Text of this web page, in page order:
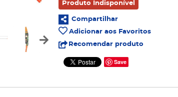
Produto Indisponível
Compartilhar
Adicionar aos Favoritos
Recomendar produto
Save